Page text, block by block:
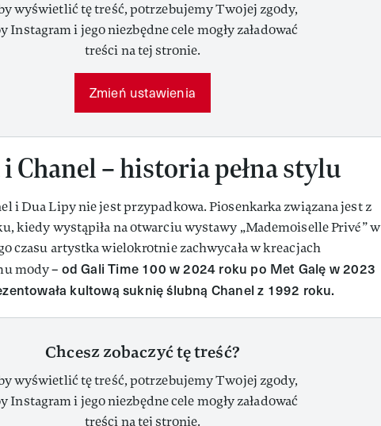
wyświetlić tę treść, potrzebujemy Twojej zgody,
Instagram i jego niezbędne cele mogły załadować
treści na tej stronie.
Zmień ustawienia
Chanel – historia pełna stylu
i Dua Lipy nie jest przypadkowa. Piosenkarka związana jest z
kiedy wystąpiła na otwarciu wystawy „Mademoiselle Privé” w
czasu artystka wielokrotnie zachwycała w kreacjach
mody – od Gali Time 100 w 2024 roku po Met Galę w 2023
kultową suknię ślubną Chanel z 1992 roku.
Chcesz zobaczyć tę treść?
wyświetlić tę treść, potrzebujemy Twojej zgody,
Instagram i jego niezbędne cele mogły załadować
treści na tej stronie.